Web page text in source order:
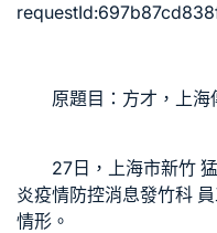
原題目：方才，上海
27日，上海市新竹
炎疫情防控消息發竹科
情形。